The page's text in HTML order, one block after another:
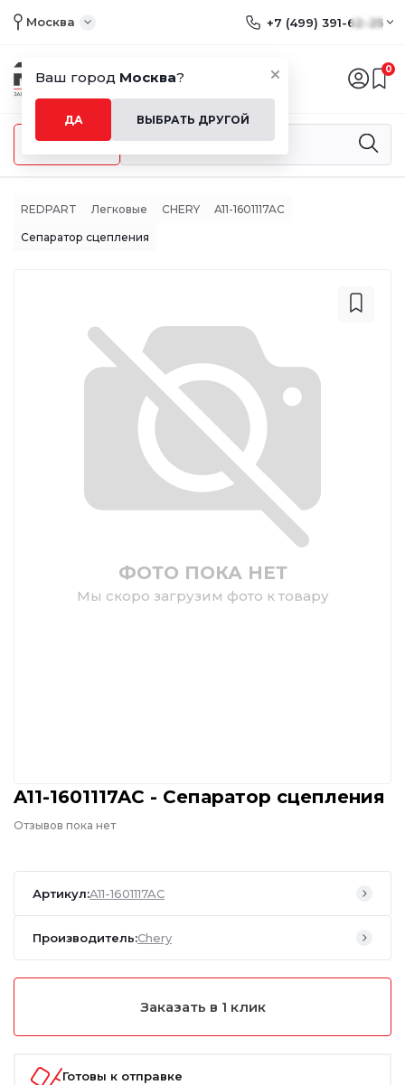
Ваш город Москва?
ДА ВЫБРАТЬ ДРУГОЙ
Москва +7 (499) 391-62-25
0
Меню
REDPART Легковые CHERY A11-1601117AC
Сепаратор сцепления
ФОТО ПОКА НЕТ
Мы скоро загрузим фото к товару
A11-1601117AC - Сепаратор сцепления
Отзывов пока нет
Артикул:A11-1601117AC
Производитель:Chery
Заказать в 1 клик
Готовы к отправке